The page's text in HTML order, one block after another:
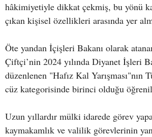
hâkimiyetiyle dikkat çekmiş, bu yönü
çıkan kişisel özellikleri arasında yer
Öte yandan İçişleri Bakanı olarak
Çiftçi’nin 2024 yılında Diyanet İşleri
düzenlenen "Hafız Kal Yarışması"nın
cüz kategorisinde birinci olduğu
Uzun yıllardır mülki idarede görev
kaymakamlık ve valilik görevlerinin